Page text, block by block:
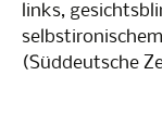
links,
(Süddeutsche